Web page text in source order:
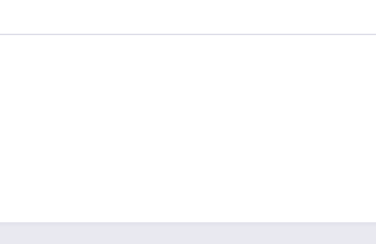
ausstatten. Dieses...